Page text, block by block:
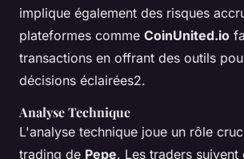
implique également des risques
plateformes comme CoinUnited.io
transactions en offrant des outils
décisions éclairées2.
Analyse Technique
L'analyse technique joue un rôle
trading de Pepe. Les traders suivent